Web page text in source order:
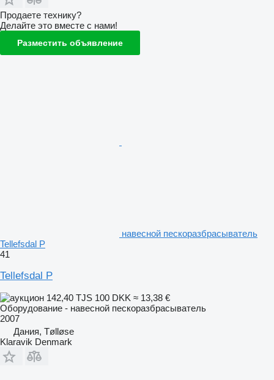
Продаете технику?
Делайте это вместе с нами!
Разместить объявление
навесной пескоразбрасыватель
Tellefsdal P
41
Tellefsdal P
142,40 TJS 100 DKK ≈ 13,38 €
Оборудование - навесной пескоразбрасыватель
2007
Дания, Tølløse
Klaravik Denmark